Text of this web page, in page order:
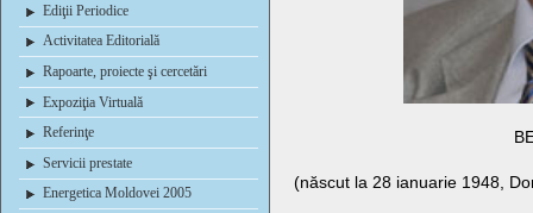
Ediţii Periodice
Activitatea Editorială
Rapoarte, proiecte şi cercetări
Expoziţia Virtuală
Referinţe
Servicii prestate
Energetica Moldovei 2005
(născut la 28 ianuarie 1948,